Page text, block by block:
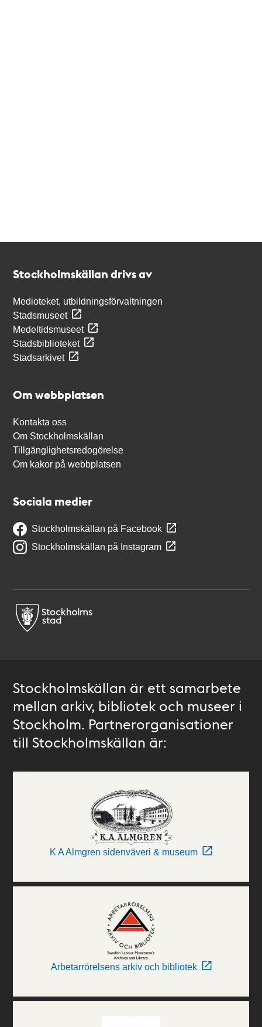
Stockholmskällan drivs av
Medioteket, utbildningsförvaltningen
Stadsmuseet
Medeltidsmuseet
Stadsbiblioteket
Stadsarkivet
Om webbplatsen
Kontakta oss
Om Stockholmskällan
Tillgänglighetsredogörelse
Om kakor på webbplatsen
Sociala medier
Stockholmskällan på Facebook
Stockholmskällan på Instagram
Stockholmskällan är ett samarbete
mellan arkiv, bibliotek och museer i
Stockholm. Partnerorganisationer
till Stockholmskällan är:
K A Almgren sidenväveri & museum
Arbetarrörelsens arkiv och bibliotek